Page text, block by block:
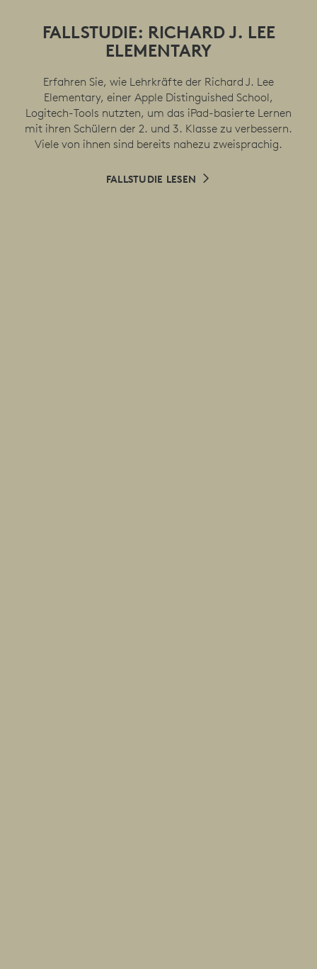
FALLSTUDIE: RICHARD J. LEE
ELEMENTARY
Erfahren Sie, wie Lehrkräfte der Richard J. Lee
Elementary, einer Apple Distinguished School,
Logitech-Tools nutzten, um das iPad-basierte Lernen
mit ihren Schülern der 2. und 3. Klasse zu verbessern.
Viele von ihnen sind bereits nahezu zweisprachig.
FALLSTUDIE LESEN